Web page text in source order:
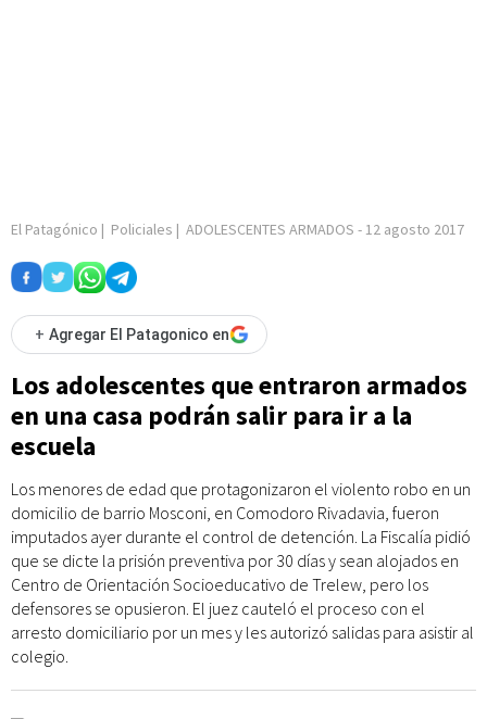
El Patagónico | Policiales | ADOLESCENTES ARMADOS - 12 agosto 2017
+ Agregar El Patagonico en
Los adolescentes que entraron armados
en una casa podrán salir para ir a la
escuela
Los menores de edad que protagonizaron el violento robo en un
domicilio de barrio Mosconi, en Comodoro Rivadavia, fueron
imputados ayer durante el control de detención. La Fiscalía pidió
que se dicte la prisión preventiva por 30 días y sean alojados en
Centro de Orientación Socioeducativo de Trelew, pero los
defensores se opusieron. El juez cauteló el proceso con el
arresto domiciliario por un mes y les autorizó salidas para asistir al
colegio.